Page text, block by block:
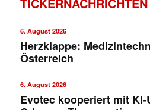
6. August 2026
Herzklappe:
Österreich
6. August 2026
Evotec kooperiert mit KI-